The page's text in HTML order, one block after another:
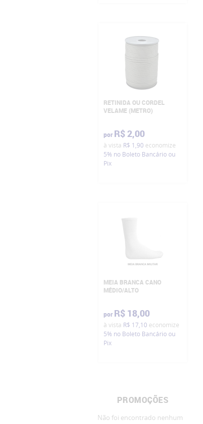
RETINIDA OU CORDEL
VELAME (METRO)
por R$ 2,00
à vista R$ 1,90 economize
5% no Boleto Bancário ou
Pix
MEIA BRANCA CANO
MÉDIO/ALTO
por R$ 18,00
à vista R$ 17,10 economize
5% no Boleto Bancário ou
Pix
PROMOÇÕES
Não foi encontrado nenhum